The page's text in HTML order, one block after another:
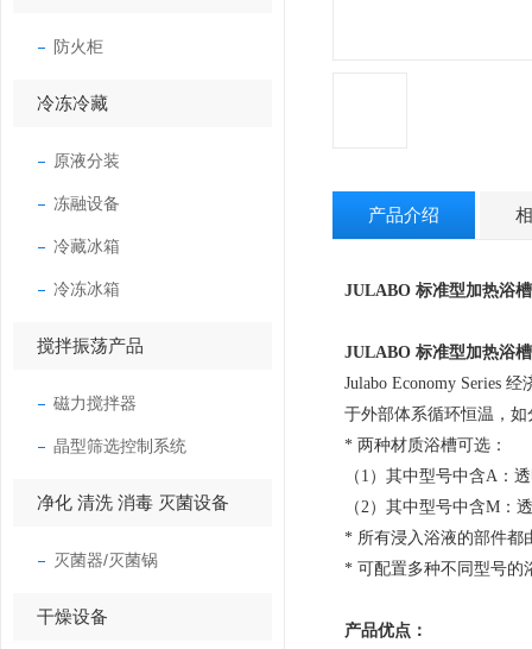
防火柜
冷冻冷藏
原液分装
冻融设备
冷藏冰箱
冷冻冰箱
搅拌振荡产品
磁力搅拌器
晶型筛选控制系统
净化 清洗 消毒 灭菌设备
灭菌器/灭菌锅
干燥设备
产品介绍
JULABO 标准型加热浴
JULABO 标准型加热浴
Julabo Economy Series 经
于外部体系循环恒温，
* 两种材质浴槽可选：
（1）其中型号中含A：
（2）其中型号中含M：
* 所有浸入浴液的部件都
* 可配置多种不同型号的
产品优点：